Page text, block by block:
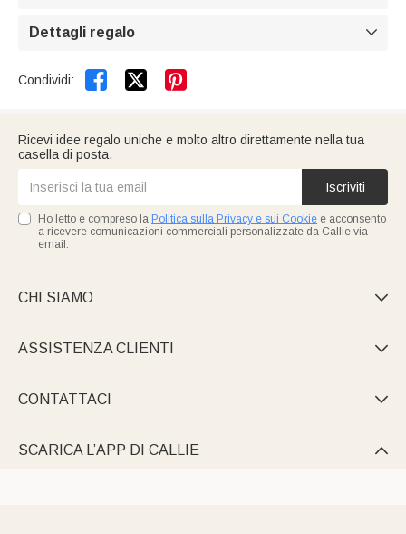
Dettagli regalo 
Condividi:  
Ricevi idee regalo uniche e molto altro direttamente nella tua
casella di posta.
Iscriviti
Ho letto e compreso la Politica sulla Privacy e sui Cookie e acconsento
a ricevere comunicazioni commerciali personalizzate da Callie via
email.
CHI SIAMO 
ASSISTENZA CLIENTI 
CONTATTACI 
SCARICA L’APP DI CALLIE 